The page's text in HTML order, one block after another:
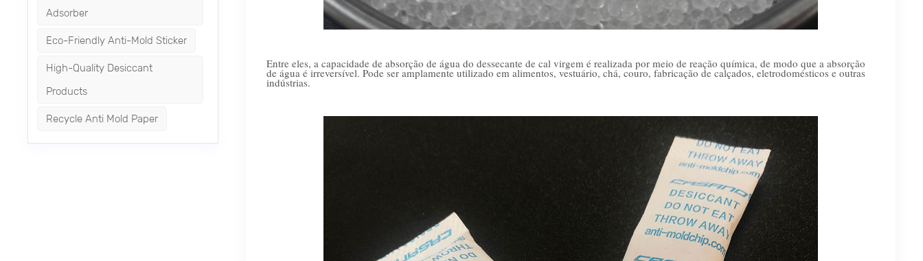
Adsorber
Eco-Friendly Anti-Mold Sticker
High-Quality Desiccant
Products
Recycle Anti Mold Paper
Entre eles, a capacidade de absorção de água do dessecante de cal virgem é realizada por meio de reação química, de modo que a absorção
de água é irreversível. Pode ser amplamente utilizado em alimentos, vestuário, chá, couro, fabricação de calçados, eletrodomésticos e outras
indústrias.